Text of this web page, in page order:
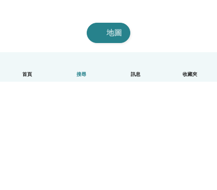
首頁 搜尋 訊息 收藏夾
地圖